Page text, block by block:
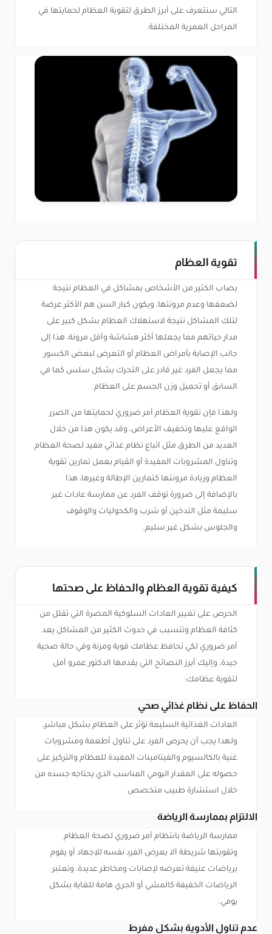
التالي سنتعرف على أبرز الطرق لتقوية العظام لحمايتها في
المراحل العمرية المختلفة.
تقوية العظام
يصاب الكثير من الأشخاص بمشاكل في العظام نتيجة
لضعفها وعدم مرونتها، ويكون كبار السن هم الأكثر عرضة
لتلك المشاكل نتيجة لاستهلاك العظام بشكل كبير على
مدار حياتهم مما يجعلها أكثر هشاشة وأقل مرونة، هذا إلى
جانب الإصابة بأمراض العظام أو التعرض لبعض الكسور
مما يجعل الفرد غير قادر على التحرك بشكل سلس كما في
السابق أو تحميل وزن الجسم على العظام.
ولهذا فإن تقوية العظام أمر ضروري لحمايتها من الضرر
الواقع عليها وتخفيف الأعراض، وقد يكون هذا من خلال
العديد من الطرق مثل اتباع نظام غذائي مفيد لصحة العظام
وتناول المشروبات المفيدة أو القيام بعمل تمارين تقوية
العظام وزيادة مرونتها كتمارين الإطالة وغيرها، هذا
بالإضافة إلى ضرورة توقف الفرد عن ممارسة عادات غير
سليمة مثل التدخين أو شرب والكحوليات والوقوف
والجلوس بشكل غير سليم.
كيفية تقوية العظام والحفاظ على صحتها
الحرص على تغيير العادات السلوكية المضرة التي تقلل من
كثافة العظام وتتسبب في حدوث الكثير من المشاكل يعد
أمر ضروري لكي تحافظ عظامك قوية ومرنة وفي حالة صحية
جيدة، وإليك أبرز النصائح التي يقدمها الدكتور عمرو أمل
لتقوية عظامك:
الحفاظ على نظام غذائي صحي
العادات الغذائية السليمة تؤثر على العظام بشكل مباشر،
ولهذا يجب أن يحرص الفرد على تناول أطعمة ومشروبات
غنية بالكالسيوم والفيتامينات المفيدة للعظام والتركيز على
حصوله على المقدار اليومي المناسب الذي يحتاجه جسده من
خلال استشارة طبيب متخصص
الالتزام بممارسة الرياضة
ممارسة الرياضة بانتظام أمر ضروري لصحة العظام
وتقويتها شريطة ألا يعرض الفرد نفسه للإجهاد أو يقوم
برياضات عنيفة تعرضه لإصابات ومخاطر عديدة، وتعتبر
الرياضات الخفيفة كالمشي أو الجري هامة للغاية بشكل
يومي.
عدم تناول الأدوية بشكل مفرط